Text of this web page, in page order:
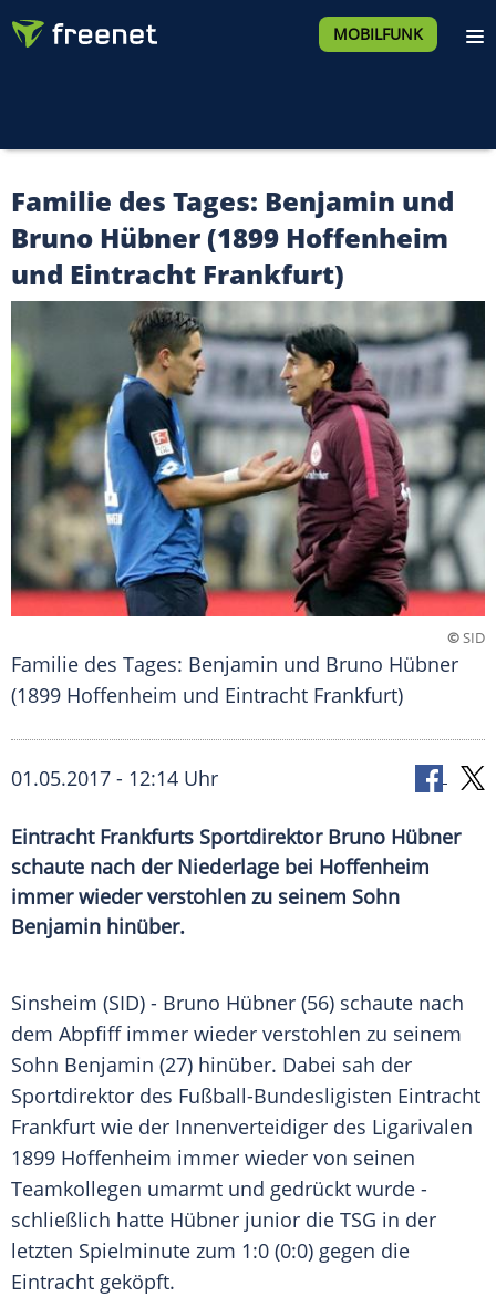
MOBILFUNK
Familie des Tages: Benjamin und
Bruno Hübner (1899 Hoffenheim
und Eintracht Frankfurt)
©SID
Familie des Tages: Benjamin und Bruno Hübner
(1899 Hoffenheim und Eintracht Frankfurt)
01.05.2017 - 12:14 Uhr
Eintracht Frankfurts Sportdirektor Bruno Hübner
schaute nach der Niederlage bei Hoffenheim
immer wieder verstohlen zu seinem Sohn
Benjamin hinüber.
Sinsheim (SID) - Bruno Hübner (56) schaute nach
dem Abpfiff immer wieder verstohlen zu seinem
Sohn Benjamin (27) hinüber. Dabei sah der
Sportdirektor des Fußball-Bundesligisten Eintracht
Frankfurt wie der Innenverteidiger des Ligarivalen
1899 Hoffenheim immer wieder von seinen
Teamkollegen umarmt und gedrückt wurde -
schließlich hatte Hübner junior die TSG in der
letzten Spielminute zum 1:0 (0:0) gegen die
Eintracht geköpft.